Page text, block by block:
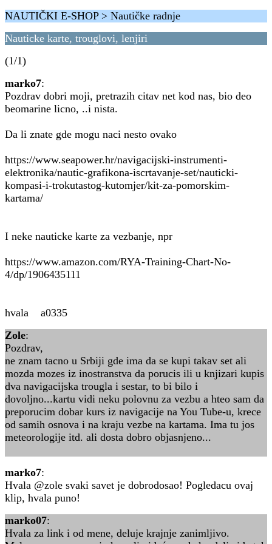
NAUTIČKI E-SHOP > Nautičke radnje
Nauticke karte, trouglovi, lenjiri
(1/1)
marko7:
Pozdrav dobri moji, pretrazih citav net kod nas, bio deo
beomarine licno, ..i nista.
Da li znate gde mogu naci nesto ovako
https://www.seapower.hr/navigacijski-instrumenti-
elektronika/nautic-grafikona-iscrtavanje-set/nauticki-
kompasi-i-trokutastog-kutomjer/kit-za-pomorskim-
kartama/
I neke nauticke karte za vezbanje, npr
https://www.amazon.com/RYA-Training-Chart-No-
4/dp/1906435111
hvala a0335
Zole:
Pozdrav,
ne znam tacno u Srbiji gde ima da se kupi takav set ali
mozda mozes iz inostranstva da porucis ili u knjizari kupis
dva navigacijska trougla i sestar, to bi bilo i
dovoljno...kartu vidi neku polovnu za vezbu a hteo sam da
preporucim dobar kurs iz navigacije na You Tube-u, krece
od samih osnova i na kraju vezbe na kartama. Ima tu jos
meteorologije itd. ali dosta dobro objasnjeno...
marko7:
Hvala @zole svaki savet je dobrodosao! Pogledacu ovaj
klip, hvala puno!
marko07:
Hvala za link i od mene, deluje krajnje zanimljivo.